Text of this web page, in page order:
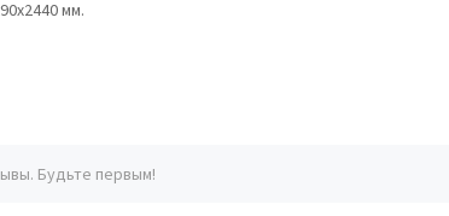
мм.
Будьте первым!